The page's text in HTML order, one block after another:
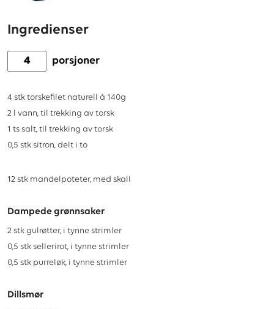
Ingredienser
porsjoner
4 stk torskefilet naturell á 140g
2 l vann, til trekking av torsk
1 ts salt, til trekking av torsk
0,5 stk sitron, delt i to
12 stk mandelpoteter, med skall
Dampede grønnsaker
2 stk gulrøtter, i tynne strimler
0,5 stk sellerirot, i tynne strimler
0,5 stk purreløk, i tynne strimler
Dillsmør